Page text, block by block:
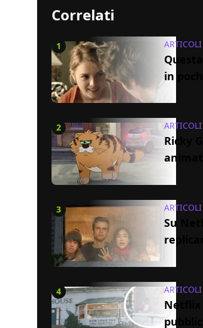
Correlati
1 ARTICOLI
in
2 ARTICOLI
Ricky
3 ARTICOLI
Su
4 ARTICOLI
Netflix